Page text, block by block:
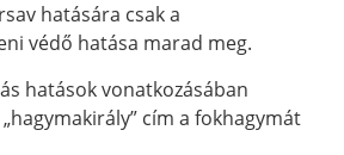
hatására csak a
védő hatása marad meg.
hatások vonatkozásában
cím a fokhagymát